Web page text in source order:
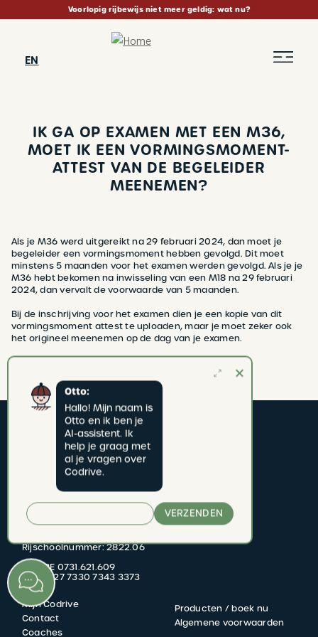
content
Voorlopig rijbewijs niet meer geldig: wat nu?
EN
IK GA OP EXAMEN MET EEN M36,
MOET IK EEN VORMINGSMOMENT-
ATTEST VAN DE BEGELEIDER
MEENEMEN?
BREADCRUMB
Als je M36 werd uitgereikt na 29 februari 2024, dan moet je
begeleider een vormingsmoment hebben gevolgd. Dit moet
minstens 5 maanden voor het examen werden gevolgd. Als je je
M36 hebt bekomen na inwisseling van een M18 na 29 februari
2024, dan vervalt de voorwaarde van 5 maanden.
Bij de inschrijving voor het examen dien je een kopie van dit
vormingsmoment attest te uploaden, maar je moet zeker ook
het origineel meenemen op de dag van je examen.
Otto:
Hallo! Mijn naam is
Otto en ik ben je
AI-assistent. Ik
help je graag met
al je vragen over
Codrive.
VERZENDEN
CODRIVE rijschool
Jan van Rijswijcklaan 277 bus 1
2020 Antwerpen
Rijschoolnummer: 2822.06
BTW BE 0731.621.609
KBC BE27 7330 7343 3373
FOOTER
Mijn Codrive
Contact
Coaches
Producten / boek nu
Algemene voorwaarden